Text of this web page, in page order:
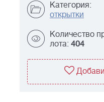
Категория:
открытки
Количество
лота: 404